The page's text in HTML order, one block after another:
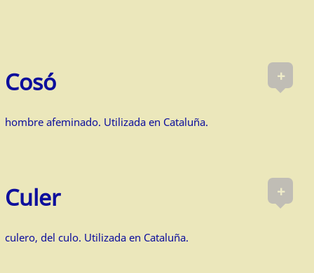
+
Cosó
hombre afeminado. Utilizada en Cataluña.
+
Culer
culero, del culo. Utilizada en Cataluña.